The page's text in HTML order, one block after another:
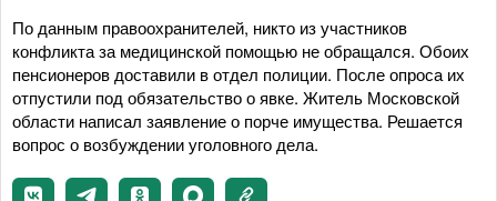
По данным правоохранителей, никто из участников
конфликта за медицинской помощью не обращался. Обоих
пенсионеров доставили в отдел полиции. После опроса их
отпустили под обязательство о явке. Житель Московской
области написал заявление о порче имущества. Решается
вопрос о возбуждении уголовного дела.